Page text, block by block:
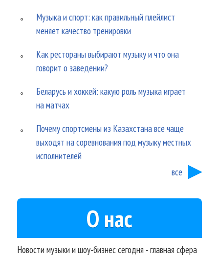
Музыка и спорт: как правильный плейлист
меняет качество тренировки
Как рестораны выбирают музыку и что она
говорит о заведении?
Беларусь и хоккей: какую роль музыка играет
на матчах
Почему спортсмены из Казахстана все чаще
выходят на соревнования под музыку местных
исполнителей
все
О нас
Новости музыки и шоу-бизнес сегодня - главная сфера